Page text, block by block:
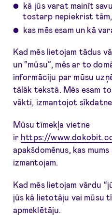
kā jūs varat mainīt
tostarp nepiekrist tām,
kas mēs esam un kā
Kad mēs lietojam tādus
un “mūsu”, mēs ar to
informāciju par mūsu
tālāk tekstā. Mēs esam
vākti, izmantojot
Mūsu tīmekļa vietne
ir https://
apakšdomēnus, kas
izmantojam.
Kad mēs lietojam vārdu
jūs kā lietotāju vai mūsu
apmeklētāju.